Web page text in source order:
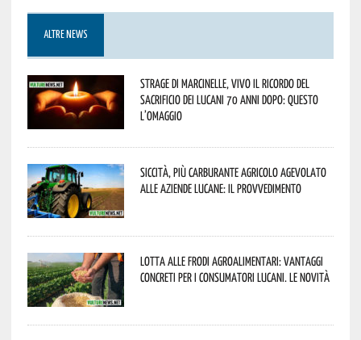
ALTRE NEWS
Strage di Marcinelle, vivo il ricordo del
sacrificio dei lucani 70 anni dopo: questo
l’omaggio
Siccità, più carburante agricolo agevolato
alle aziende lucane: il provvedimento
Lotta alle frodi agroalimentari: vantaggi
concreti per i consumatori lucani. Le novità